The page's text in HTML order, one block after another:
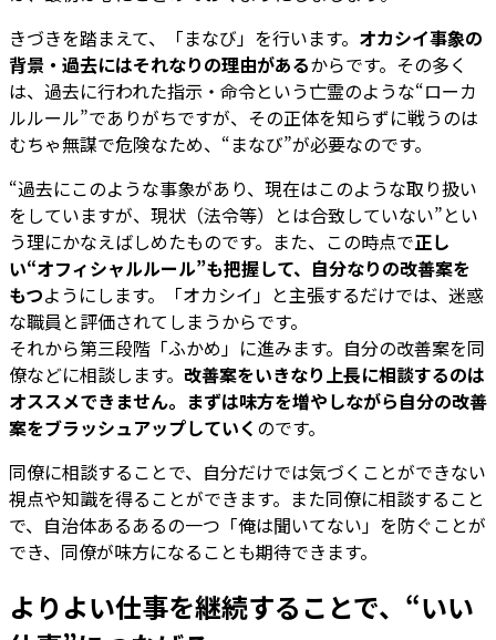
きづきを踏まえて、「まなび」を行います。 オカシイ事象の
背景・過去にはそれなりの理由があるからです。その多く
は、過去に行われた指示・命令という亡霊のような“ローカ
ルルール”でありがちですが、その正体を知らずに戦うのは
むちゃ無謀で危険なため、“まなび”が必要なのです。
“過去にこのような事象があり、現在はこのような取り扱い
をしていますが、現状（法令等）とは合致していない”とい
う理にかなえばしめたものです。また、この時点で正し
い“オフィシャルルール”も把握して、自分なりの改善案を
もつようにします。「オカシイ」と主張するだけでは、迷惑
な職員と評価されてしまうからです。
それから第三段階「ふかめ」に進みます。自分の改善案を同
僚などに相談します。 改善案をいきなり上長に相談するのは
オススメできません。まずは味方を増やしながら自分の改善
案をブラッシュアップしていく のです。
同僚に相談することで、自分だけでは気づくことができない
視点や知識を得ることができます。また同僚に相談すること
で、自治体あるあるの一つ「俺は聞いてない」を防ぐことが
でき、同僚が味方になることも期待できます。
よりよい仕事を継続することで、“いい